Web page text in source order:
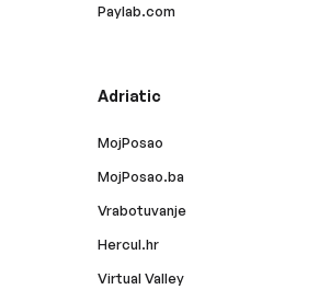
Paylab.com
Adriatic
MojPosao
MojPosao.ba
Vrabotuvanje
Hercul.hr
Virtual Valley